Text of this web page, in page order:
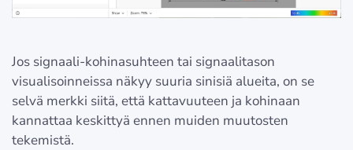
Jos signaali-kohinasuhteen tai signaalitason
visualisoinneissa näkyy suuria sinisiä alueita, on se
selvä merkki siitä, että kattavuuteen ja kohinaan
kannattaa keskittyä ennen muiden muutosten
tekemistä.